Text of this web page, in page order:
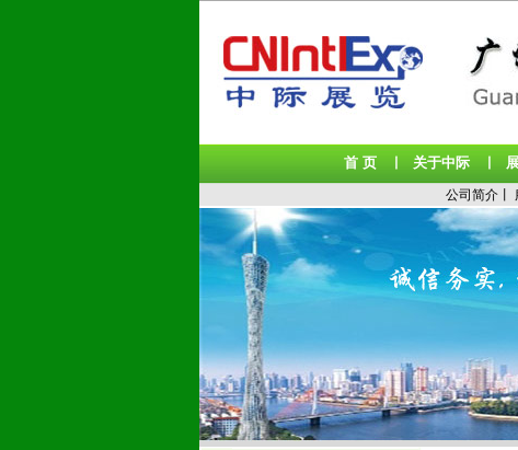
首 页 关于中际丨
公司简介